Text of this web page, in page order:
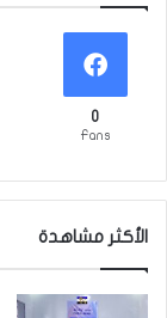
0
Fans
الأكثر مشاهدة